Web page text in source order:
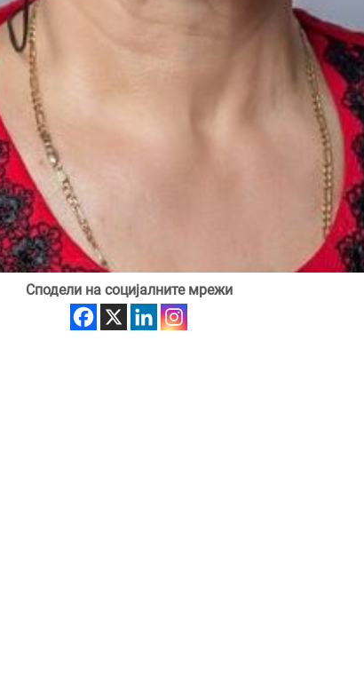
Сподели на социјалните мрежи